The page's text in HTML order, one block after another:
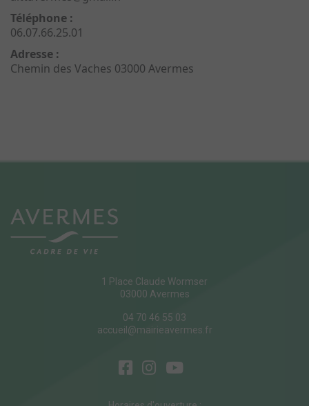
Téléphone :
06.07.66.25.01
Adresse :
Chemin des Vaches 03000 Avermes
1 Place Claude Wormser
03000 Avermes
04 70 46 55 03
accueil@mairieavermes.fr